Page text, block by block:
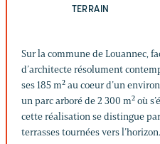
TERRAIN
Sur la commune de Louannec,
d’architecte résolument
ses 185 m² au coeur d’un
un parc arboré de 2 300 m² où
cette réalisation se distingue
terrasses tournées vers